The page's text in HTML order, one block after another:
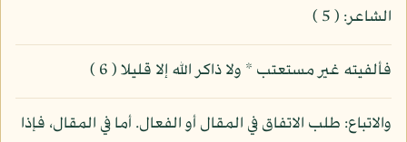
الشاعر: ( 5 )
فألفيته غير مستعتب * ولا ذاكر الله إلا قليلا ( 6 )
والاتباع: طلب الاتفاق في المقال أو الفعال. أما في المقال، فإذا